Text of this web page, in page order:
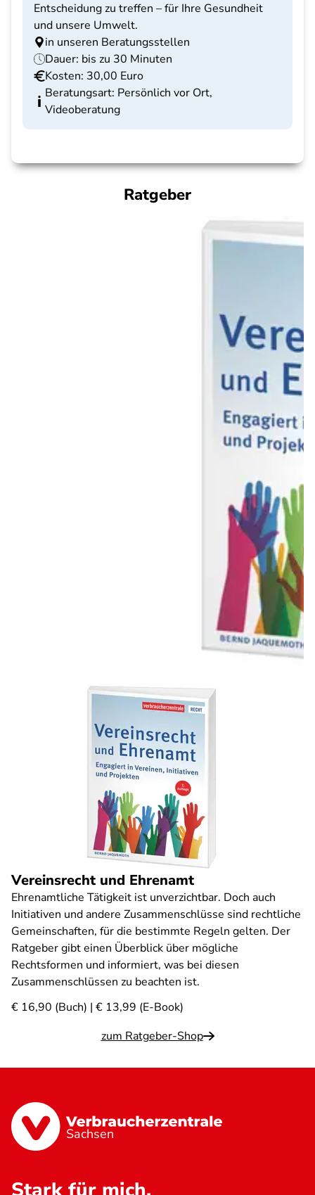
Entscheidung zu treffen – für Ihre Gesundheit
und unsere Umwelt.
in unseren Beratungsstellen
Dauer: bis zu 30 Minuten
Kosten: 30,00 Euro
Beratungsart: Persönlich vor Ort,
Videoberatung
Ratgeber
Vereinsrecht und Ehrenamt
Ehrenamtliche Tätigkeit ist unverzichtbar. Doch auch
Initiativen und andere Zusammenschlüsse sind rechtliche
Gemeinschaften, für die bestimmte Regeln gelten. Der
Ratgeber gibt einen Überblick über mögliche
Rechtsformen und informiert, was bei diesen
Zusammenschlüssen zu beachten ist.
€ 16,90 (Buch) | € 13,99 (E-Book)
zum Ratgeber-Shop
Sachsen